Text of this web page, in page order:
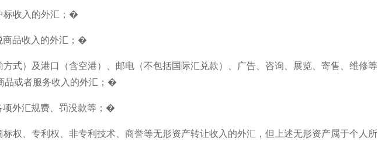
标收入的外汇；�
商品收入的外汇；�
式）及港口（含空港）、邮电（不包括国际汇兑款）、广告、咨询、展览、寄售、维修等
品或者服务收入的外汇；�
项外汇规费、罚没款等；�
权、专利权、非专利技术、商誉等无形资产转让收入的外汇，但上述无形资产属于个人所